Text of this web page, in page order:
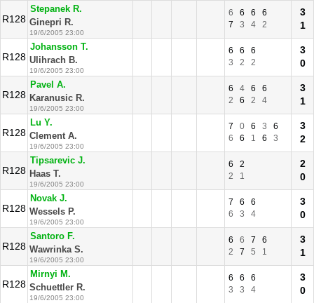
R128
Stepanek R.
Ginepri R.
19/6/2005 23:00
6 6 6
6
7
3 4 2
3
1
R128
Johansson T.
Ulihrach B.
19/6/2005 23:00
6 6
6
3
2 2
3
0
R128
Pavel A.
Karanusic R.
19/6/2005 23:00
6 4 6
6
2
6 2 4
3
1
R128
Lu Y.
Clement A.
19/6/2005 23:00
7 0 6 3
6
6
6 1 6 3
3
2
R128
Tipsarevic J.
Haas T.
19/6/2005 23:00
6
2
2
1
2
0
R128
Novak J.
Wessels P.
19/6/2005 23:00
7 6
6
6
3 4
3
0
R128
Santoro F.
Wawrinka S.
19/6/2005 23:00
6 6 7
6
2
7 5 1
3
1
R128
Mirnyi M.
Schuettler R.
19/6/2005 23:00
6 6
6
3
3 4
3
0